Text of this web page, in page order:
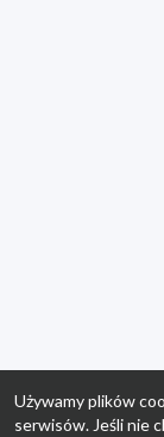
Używamy plików
serwisów. Jeśli nie